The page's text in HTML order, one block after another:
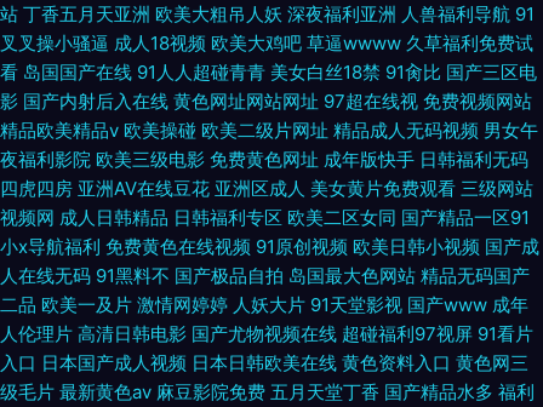
站 丁香五月天亚洲 欧美大粗吊人妖 深夜福利亚洲 人兽福利导航 91
叉叉操小骚逼 成人18视频 欧美大鸡吧 草逼wwww 久草福利免费试
看 岛国国产在线 91人人超碰青青 美女白丝18禁 91肏比 国产三区电
影 国产内射后入在线 黄色网址网站网址 97超在线视 免费视频网站
精品欧美精品v 欧美操碰 欧美二级片网址 精品成人无码视频 男女午
夜福利影院 欧美三级电影 免费黄色网址 成年版快手 日韩福利无码
四虎四房 亚洲AV在线豆花 亚洲区成人 美女黄片免费观看 三级网站
视频网 成人日韩精品 日韩福利专区 欧美二区女同 国产精品一区91
小x导航福利 免费黄色在线视频 91原创视频 欧美日韩小视频 国产成
人在线无码 91黑料不 国产极品自拍 岛国最大色网站 精品无码国产
二品 欧美一及片 激情网婷婷 人妖大片 91天堂影视 国产www 成年
人伦理片 高清日韩电影 国产尤物视频在线 超碰福利97视屏 91看片
入口 日本国产成人视频 日本日韩欧美在线 黄色资料入口 黄色网三
级毛片 最新黄色av 麻豆影院免费 五月天堂丁香 国产精品水多 福利